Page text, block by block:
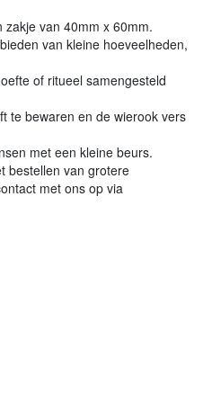
van 40mm x 60mm.
van kleine hoeveelheden,
of ritueel samengesteld
te bewaren en de wierook vers
met een kleine beurs.
bestellen van grotere
met ons op via